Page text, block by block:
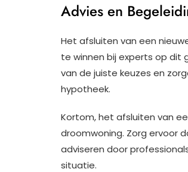
Advies en
Het afsluiten van een
te winnen bij experts op dit
van de juiste keuzes en
hypotheek.
Kortom, het afsluiten van
droomwoning. Zorg ervoor
adviseren door
situatie.